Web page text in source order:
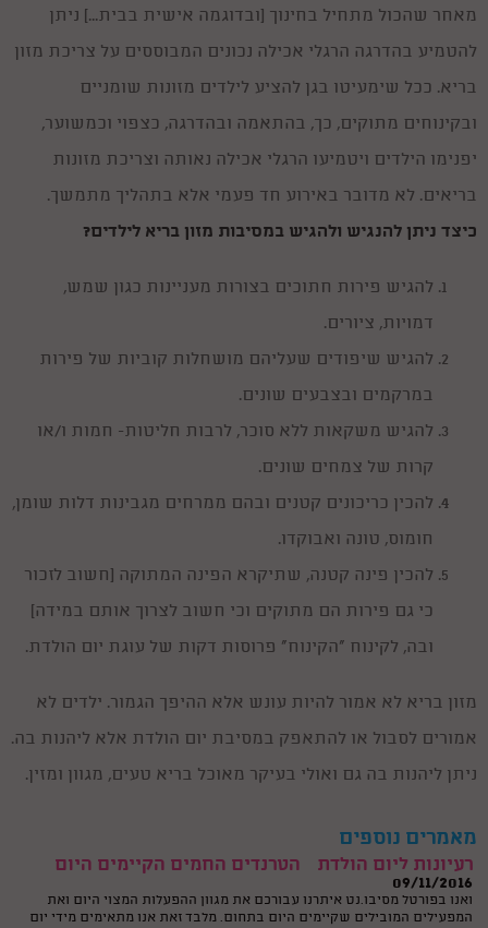
מאחר שהכול מתחיל בחינוך (ובדוגמה אישית בבית...) ניתן
להטמיע בהדרגה הרגלי אכילה נכונים המבוססים על צריכת מזון
בריא. ככל שימעיטו בגן להציע לילדים מזונות שומניים
ובקינוחים מתוקים, כך, בהתאמה ובהדרגה, כצפוי וכמשוער,
יפנימו הילדים ויטמיעו הרגלי אכילה נאותה וצריכת מזונות
בריאים. לא מדובר באירוע חד פעמי אלא בתהליך מתמשך.
כיצד ניתן להנגיש ולהגיש במסיבות מזון בריא לילדים?
להגיש פירות חתוכים בצורות מעניינות כגון שמש,
דמויות, ציורים.
להגיש שיפודים שעליהם מושחלות קוביות של פירות
במרקמים ובצבעים שונים.
להגיש משקאות ללא סוכר, לרבות חליטות- חמות ו/או
קרות של צמחים שונים.
להכין כריכונים קטנים ובהם ממרחים מגבינות דלות שומן,
חומוס, טונה ואבוקדו.
להכין פינה קטנה, שתיקרא הפינה המתוקה (חשוב לזכור
כי גם פירות הם מתוקים וכי חשוב לצרוך אותם במידה)
ובה, לקינוח "הקינוח" פרוסות דקות של עוגת יום הולדת.
מזון בריא לא אמור להיות עונש אלא ההיפך הגמור. ילדים לא
אמורים לסבול או להתאפק במסיבת יום הולדת אלא ליהנות בה.
ניתן ליהנות בה גם ואולי בעיקר מאוכל בריא טעים, מגוון ומזין.
מאמרים נוספים
ימי הולדת לבנים בגילאי 8-10
25/12/2016
ובחירת הפעלות לימי הולדת זהו אינו עניין של מה בכך. מלבד מקצועיותם של
המפעילים יש לוודא כי ההפעלה מתאימה לגילאים של הילדים כמו כפפה. איך
עושים זאת? בשביל זה אנחנו כאן!
למה לבחור בקוסם ליום הולדת?
11/12/2015
ומאז ומתמיד גם אנחנו המבוגרים ובעיקר הילדים נמשכים לעולם הקסמים. זהו
עולם רווי בפטנזיה ומיסתורין ובעוד שניתן להתווכח האם באמת יש קסמים
בעולם או לא, כולנו מתפעלים גם לנוכחתו של קסם הקלפים הפשוט ביותר...
ליצן או ליצנית ליום הולדת
17/07/2015
ולמה לבחור ליצן או ליצנית ליום הולדת? כי יהיה כייף לא רגיל ! הנה כמה טיפים
בבחירת ליצן או ליצנית ליום הולדת לילדיכם .
ששש... מקליטים! נכנסים לאולפן להקלטת שיר בת מצווה
11/12/2016
מרגשת ומעניינת של הקלטת שיר במיוחד לכבוד האירוע. את השיר יכולים
05/10/2016
בהפעלה מסוג זה.
יום הולדת מדעי לילדים
המשלבת העשרה, הפעלה, ועניין אצל הילדים. הנה כמה רעיונות וקצת מידע על
סוגי ימי הולדת מדעיים..
רעיונות ליום הולדת – הטרנדים החמים הקיימים היום
09/11/2016
ואנו בפורטל מסיבו.נט איתרנו עבורכם את מגוון ההפעלות המצוי היום ואת
המפעילים המובילים שקיימים היום בתחום. מלבד זאת אנו מתאימים מידי יום